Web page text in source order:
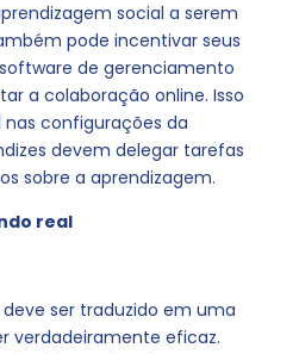
social a serem
pode incentivar seus
de gerenciamento
a colaboração online. Isso
configurações da
devem delegar tarefas
sobre a aprendizagem.
real
ser traduzido em uma
verdadeiramente eficaz.